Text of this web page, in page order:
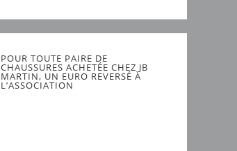
POUR TOUTE PAIRE DE
CHAUSSURES ACHETÉE CHEZ JB
MARTIN, UN EURO REVERSÉ À
L’ASSOCIATION